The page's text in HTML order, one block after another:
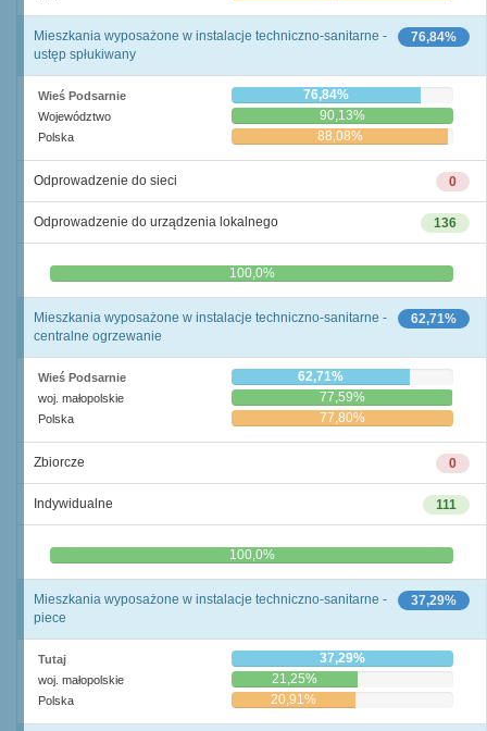
76,84%
Mieszkania wyposażone w instalacje techniczno-sanitarne -
ustęp spłukiwany
Wieś Podsarnie 76,84%
Województwo 90,13%
Polska 88,08%
0
Odprowadzenie do sieci
136
Odprowadzenie do urządzenia lokalnego
0,0% 100,0%
62,71%
Mieszkania wyposażone w instalacje techniczno-sanitarne -
centralne ogrzewanie
Wieś Podsarnie 62,71%
woj. małopolskie 77,59%
Polska 77,80%
0
Zbiorcze
111
Indywidualne
0,0% 100,0%
37,29%
Mieszkania wyposażone w instalacje techniczno-sanitarne -
piece
Tutaj 37,29%
woj. małopolskie 21,25%
Polska 20,91%